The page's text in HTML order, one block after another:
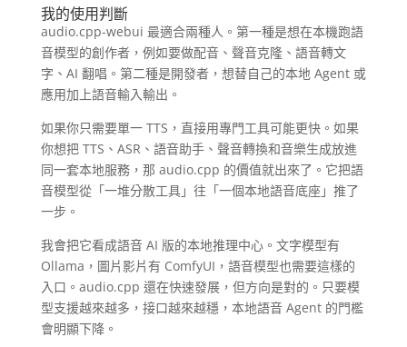
我的使用判斷
audio.cpp-webui 最適合兩種人。第一種是想在本機跑語
音模型的創作者，例如要做配音、聲音克隆、語音轉文
字、AI 翻唱。第二種是開發者，想替自己的本地 Agent 或
應用加上語音輸入輸出。
如果你只需要單一 TTS，直接用專門工具可能更快。如果
你想把 TTS、ASR、語音助手、聲音轉換和音樂生成放進
同一套本地服務，那 audio.cpp 的價值就出來了。它把語
音模型從「一堆分散工具」往「一個本地語音底座」推了
一步。
我會把它看成語音 AI 版的本地推理中心。文字模型有
Ollama，圖片影片有 ComfyUI，語音模型也需要這樣的
入口。audio.cpp 還在快速發展，但方向是對的。只要模
型支援越來越多，接口越來越穩，本地語音 Agent 的門檻
會明顯下降。